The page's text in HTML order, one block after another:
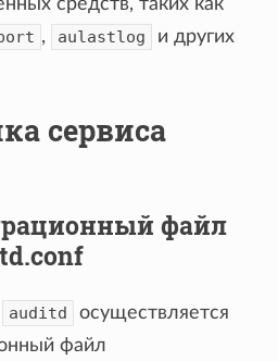
средств, таких как
, aulastlog
и других
сервиса
файл
auditd
осуществляется
файл